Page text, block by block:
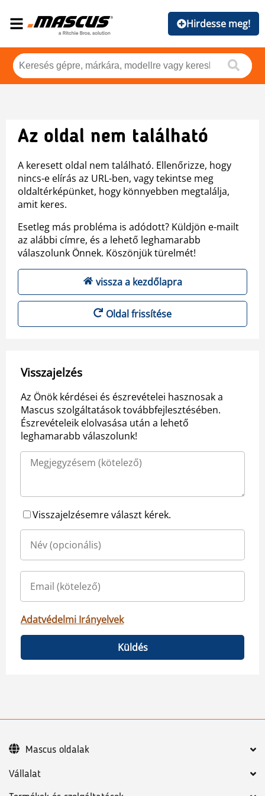
Hirdesse meg!
Az oldal nem található
A keresett oldal nem található. Ellenőrizze, hogy
nincs-e elírás az URL-ben, vagy tekintse meg
oldaltérképünket, hogy könnyebben megtalálja,
amit keres.
Esetleg más probléma is adódott? Küldjön e-mailt
az alábbi címre, és a lehető leghamarabb
válaszolunk Önnek. Köszönjük türelmét!
vissza a kezdőlapra
Oldal frissítése
Visszajelzés
Az Önök kérdései és észrevételei hasznosak a
Mascus szolgáltatások továbbfejlesztésében.
Észrevételeik elolvasása után a lehető
leghamarabb válaszolunk!
Visszajelzésemre választ kérek.
Adatvédelmi Irányelvek
Küldés
Vállalat
Mascus oldalak